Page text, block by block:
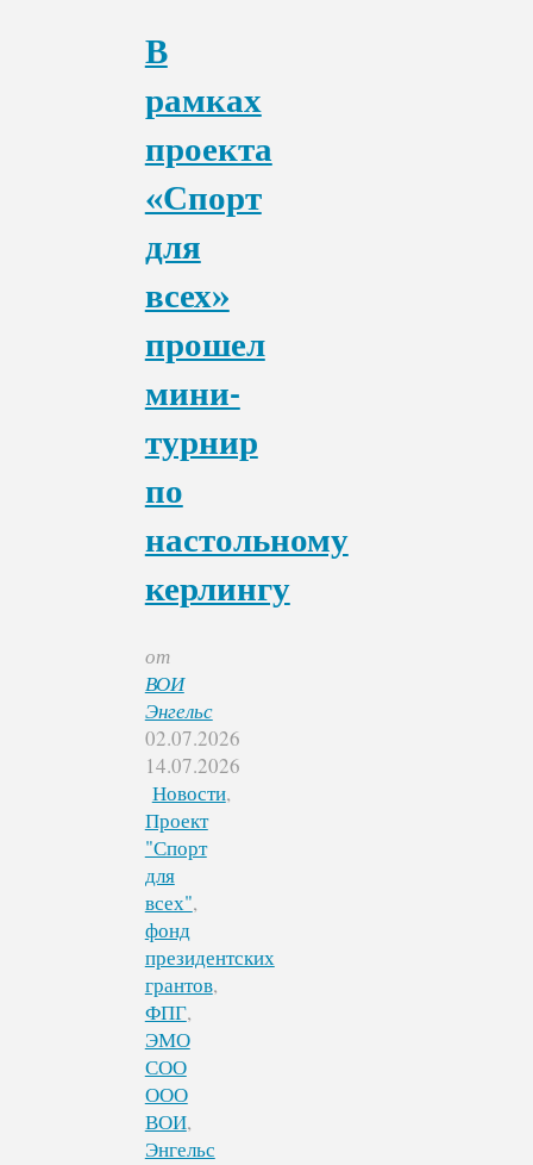
В
рамках
проекта
«Спорт
для
всех»
прошел
мини-
турнир
по
настольному
керлингу
от
ВОИ
Энгельс
02.07.2026
14.07.2026
Новости,
Проект
"Спорт
для
всех",
фонд
президентских
грантов,
ФПГ,
ЭМО
СОО
ООО
ВОИ,
Энгельс